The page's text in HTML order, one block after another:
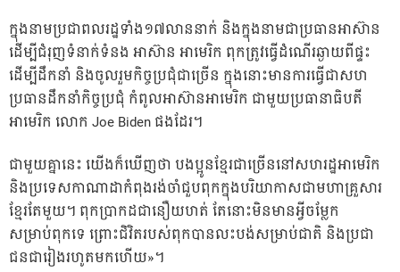
ក្នុងនាមប្រជាពលរដ្ឋទាំង១៧លាននាក់ និងក្នុងនាមជាប្រធានអាស៊ាន
ដើម្បីជំរុញទំនាក់ទំនង អាស៊ាន អាមេរិក ពុកត្រូវធ្វើដំណើរឆ្ងាយពីផ្ទះ
ដើម្បីដឹកនាំ និងចូលរួមកិច្ចប្រជុំជាច្រើន ក្នុងនោះមានការធ្វើជាសហ
ប្រធានដឹកនាំកិច្ចប្រជុំ កំពូលអាស៊ានអាមេរិក ជាមួយប្រធានាធិបតី
អាមេរិក លោក Joe Biden ផងដែរ។
ជាមួយគ្នានេះ យើងក៏ឃើញថា បងប្អូនខ្មែរជាច្រើននៅសហរដ្ឋអាមេរិក
និងប្រទេសកាណាដាកំពុងរង់ចាំជួបពុកក្នុងបរិយាកាសជាមហាគ្រួសារ
ខ្មែរតែមួយ។ ពុកប្រាកដជានឿយហត់ តែនោះមិនមានអ្វីចម្លែក
សម្រាប់ពុកទេ ព្រោះជិវិតរបស់ពុកបានលះបង់សម្រាប់ជាតិ និងប្រជា
ជនជារៀងរហូតមកហើយ»។